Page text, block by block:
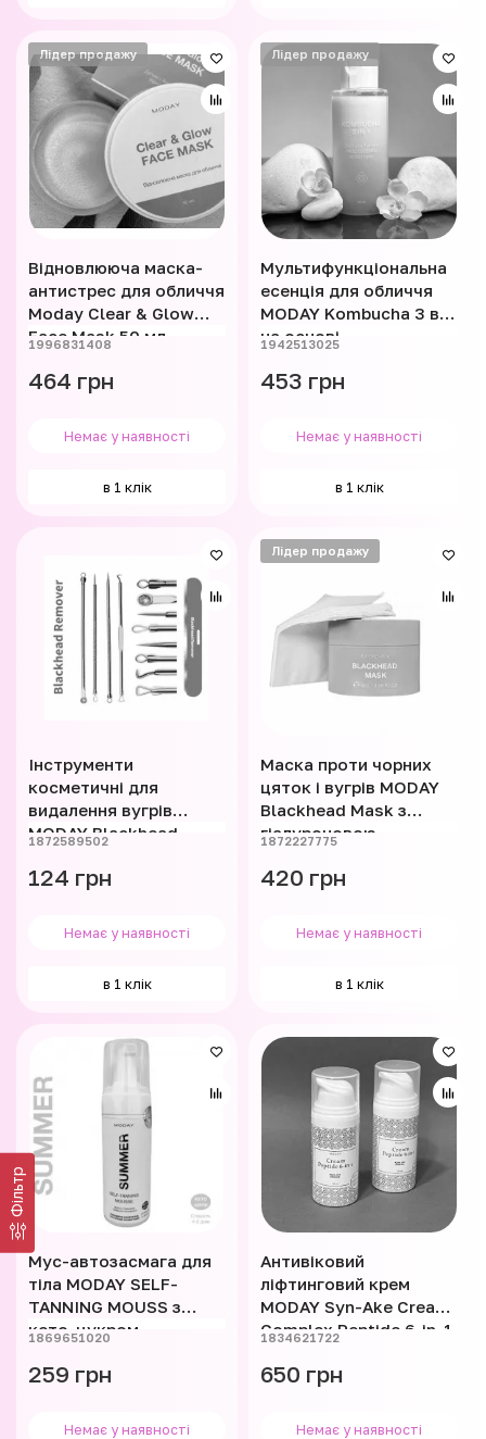
Фільтр
Лідер продажу
Відновлююча маска-
антистрес для обличчя
Moday Clear & Glow
Face Mask 50 мл
1996831408
464 грн
Немає у наявності
в 1 клік
Лідер продажу
Мультифункціональна
есенція для обличчя
MODAY Kombucha 3 в 1
на основі
чорного чаю 150 мл
1942513025
453 грн
Немає у наявності
в 1 клік
Інструменти
косметичні для
видалення вугрів
MODAY Blackhead
1872589502
124 грн
Немає у наявності
в 1 клік
Лідер продажу
Маска проти чорних
цяток і вугрів MODAY
Blackhead Mask з
гіалуроновою
1872227775
420 грн
Немає у наявності
в 1 клік
Мус-автозасмага для
тіла MODAY SELF-
TANNING MOUSS з
кето-цукром,
вітаміном Е 150 мл
1869651020
259 грн
Немає у наявності
Антивіковий
ліфтинговий крем
MODAY Syn-Ake Cream
Complex Peptide 6-in-1
пептиду та Syn-Ake
1834621722
650 грн
Немає у наявності